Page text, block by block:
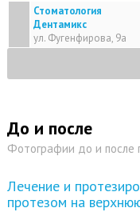
Стоматология
Дентамикс
ул. Фугенфирова, 9а
До и после
Фотографии до и после
Лечение и
протезом на